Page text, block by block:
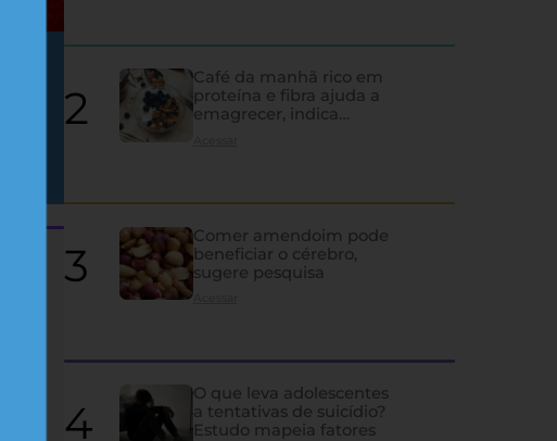
Os sinais de que a
despercebidos e os principais problemas que atingem a glândula
Café da manhã rico em
proteína e fibra ajuda a
emagrecer, indica
Comer amendoim pode
beneficiar o cérebro,
sugere pesquisa
Acessar
O que leva adolescentes
a tentativas de suicídio?
Estudo mapeia fatores